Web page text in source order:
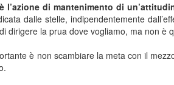
l’azione di mantenimento di
dalle stelle, indipendentemente
dirigere la prua dove vogliamo, ma non è
è non scambiare la meta con il